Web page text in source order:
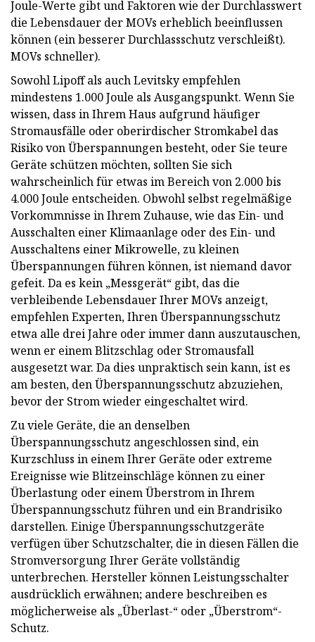
Joule-Werte gibt und Faktoren wie der Durchlasswert
die Lebensdauer der MOVs erheblich beeinflussen
können (ein besserer Durchlassschutz verschleißt).
MOVs schneller).
Sowohl Lipoff als auch Levitsky empfehlen
mindestens 1.000 Joule als Ausgangspunkt. Wenn Sie
wissen, dass in Ihrem Haus aufgrund häufiger
Stromausfälle oder oberirdischer Stromkabel das
Risiko von Überspannungen besteht, oder Sie teure
Geräte schützen möchten, sollten Sie sich
wahrscheinlich für etwas im Bereich von 2.000 bis
4.000 Joule entscheiden. Obwohl selbst regelmäßige
Vorkommnisse in Ihrem Zuhause, wie das Ein- und
Ausschalten einer Klimaanlage oder des Ein- und
Ausschaltens einer Mikrowelle, zu kleinen
Überspannungen führen können, ist niemand davor
gefeit. Da es kein „Messgerät“ gibt, das die
verbleibende Lebensdauer Ihrer MOVs anzeigt,
empfehlen Experten, Ihren Überspannungsschutz
etwa alle drei Jahre oder immer dann auszutauschen,
wenn er einem Blitzschlag oder Stromausfall
ausgesetzt war. Da dies unpraktisch sein kann, ist es
am besten, den Überspannungsschutz abzuziehen,
bevor der Strom wieder eingeschaltet wird.
Zu viele Geräte, die an denselben
Überspannungsschutz angeschlossen sind, ein
Kurzschluss in einem Ihrer Geräte oder extreme
Ereignisse wie Blitzeinschläge können zu einer
Überlastung oder einem Überstrom in Ihrem
Überspannungsschutz führen und ein Brandrisiko
darstellen. Einige Überspannungsschutzgeräte
verfügen über Schutzschalter, die in diesen Fällen die
Stromversorgung Ihrer Geräte vollständig
unterbrechen. Hersteller können Leistungsschalter
ausdrücklich erwähnen; andere beschreiben es
möglicherweise als „Überlast-“ oder „Überstrom“-
Schutz.